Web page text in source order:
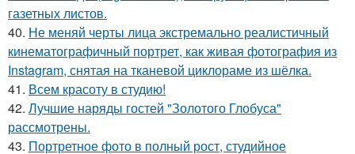
газетных листов.
40. Не меняй черты лица экстремально реалистичный
кинематографичный портрет, как живая фотография из
Instagram, снятая на тканевой циклораме из шёлка.
41. Всем красоту в студию!
42. Лучшие наряды гостей "Золотого Глобуса"
рассмотрены.
43. Портретное фото в полный рост, студийное